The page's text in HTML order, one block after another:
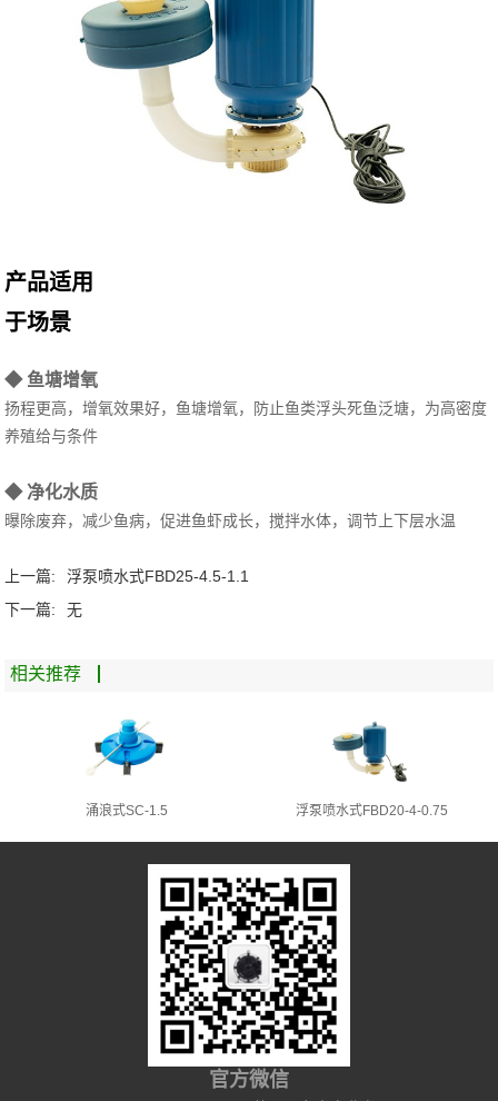
产品适用
于场景
◆ 鱼塘增氧
扬程更高，增氧效果好，鱼塘增氧，防止鱼类浮头死鱼泛塘，为高密度
养殖给与条件
◆ 净化水质
曝除废弃，减少鱼病，促进鱼虾成长，搅拌水体，调节上下层水温
上一篇:
浮泵喷水式FBD25-4.5-1.1
下一篇:
无
相关推荐
涌浪式SC-1.5 浮泵喷水式FBD20-4-0.75
官方微信